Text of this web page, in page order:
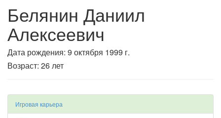
Белянин Даниил
Алексеевич
Дата рождения: 9 октября 1999 г.
Возраст: 26 лет
Игровая карьера